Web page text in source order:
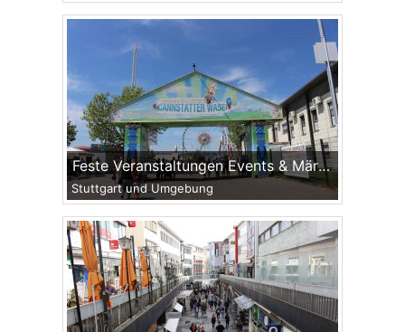
Feste Veranstaltungen Events & Märkte
Stuttgart und Umgebung